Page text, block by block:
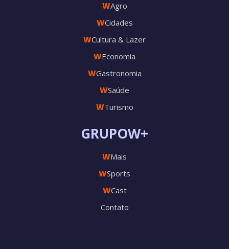
GRUPOW+
WMais
WSports
WCast
Contato
WAgro
WCidades
WCultura & Lazer
WEconomia
WGastronomia
WSaúde
WTurismo